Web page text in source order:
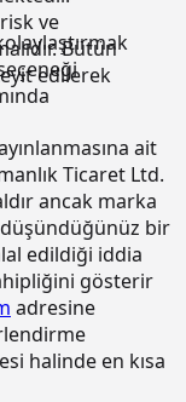
ve
Bütün
edilerek
ait
Ticaret Ltd.
ancak marka
düşündüğünüz bir
edildiği iddia
gösterir
adresine
halinde en kısa